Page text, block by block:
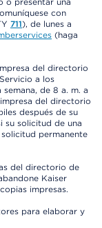
con
711), de lunes a
(haga
del directorio
a los
de 8 a. m. a
del directorio
después de su
su solicitud de una
permanente
del directorio de
Kaiser
impresas.
para elaborar y